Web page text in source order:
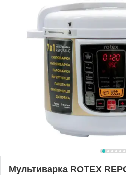
Мультиварка ROTEX